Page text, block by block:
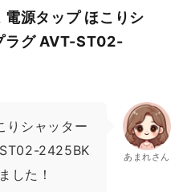
電源タップ ほこりシ
ラグ AVT-ST02-
りシャッター
2425BK
した！
あまれさん